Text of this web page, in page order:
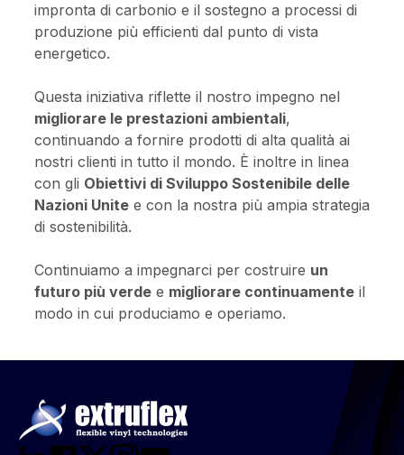
impronta di carbonio e il sostegno a processi di
produzione più efficienti dal punto di vista
energetico.
Questa iniziativa riflette il nostro impegno nel
migliorare le prestazioni ambientali,
continuando a fornire prodotti di alta qualità ai
nostri clienti in tutto il mondo. È inoltre in linea
con gli Obiettivi di Sviluppo Sostenibile delle
Nazioni Unitee con la nostra più ampia strategia
di sostenibilità.
Continuiamo a impegnarci per costruire un
futuro più verdee migliorare continuamenteil
modo in cui produciamo e operiamo.